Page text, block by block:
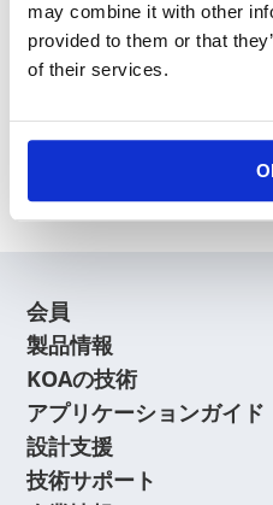
may combine it with other
provided to them or that
of their services.
会員登録に関するよ
会員
製品情報
KOAの技術
アプリケーションガイド
設計支援
技術サポート